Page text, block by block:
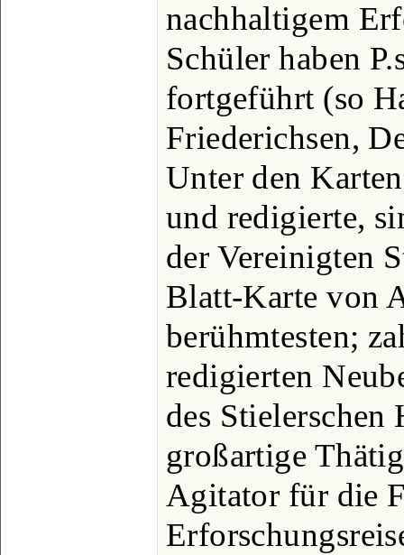
nachhaltigem
Schüler haben
fortgeführt (so
Friederichsen,
Unter den
und redigierte,
der Vereinigten
Blatt-Karte von
berühmtesten;
redigierten
des Stielerschen
großartige
Agitator für die